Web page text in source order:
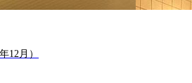
12月）